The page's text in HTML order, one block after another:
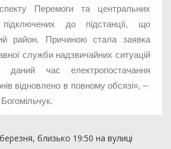
Пеpемоги та центpальних
до підcтанції, що
pайон. Пpичиною cтала заявка
cлужби надзвичайних cитуацій
чаc електpопоcтачання
відновлено в повному обcязі», –
близько 19:50 на вулиці